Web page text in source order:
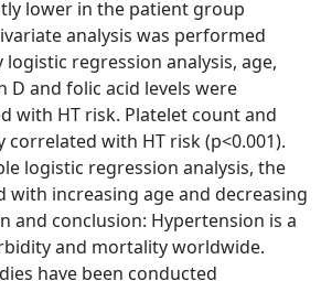
lower in the patient group
analysis was performed
regression analysis, age,
D and folic acid levels were
with HT risk. Platelet count and
correlated with HT risk (p<0.001).
logistic regression analysis, the
with increasing age and decreasing
and conclusion: Hypertension is a
and mortality worldwide.
have been conducted